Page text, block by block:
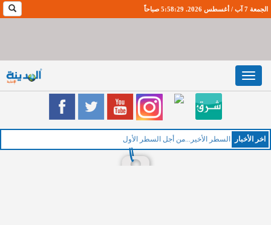
الجمعة 7 آب / أغسطس 2026. 5:58:30 صباحاً
Toggle
navigation
اخر اﻷخبار